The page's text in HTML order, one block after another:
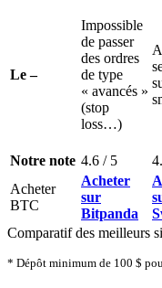
Le –
Impossible
de passer
des ordres
de type
« avancés »
(stop
loss…)
Notre note 4.6 / 5
Acheter
BTC
Acheter
sur
Bitpanda
Comparatif des meilleurs
* Dépôt minimum de 100 $